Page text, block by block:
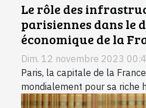
Le rôle des
parisiennes dans le
économique de la
Dim. 12 novembre 2023
Paris, la capitale de la
mondialement pour sa riche